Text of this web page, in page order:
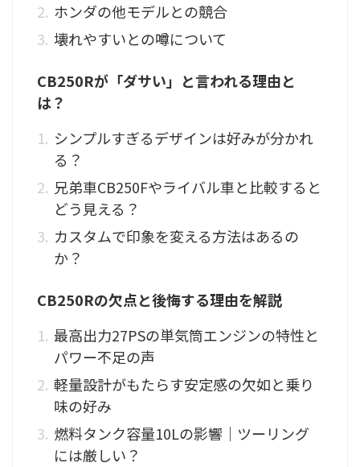
ホンダの他モデルとの競合
壊れやすいとの噂について
CB250Rが「ダサい」と言われる理由と
は？
シンプルすぎるデザインは好みが分かれ
る？
兄弟車CB250Fやライバル車と比較すると
どう見える？
カスタムで印象を変える方法はあるの
か？
CB250Rの欠点と後悔する理由を解説
最高出力27PSの単気筒エンジンの特性と
パワー不足の声
軽量設計がもたらす安定感の欠如と乗り
味の好み
燃料タンク容量10Lの影響｜ツーリング
には厳しい？